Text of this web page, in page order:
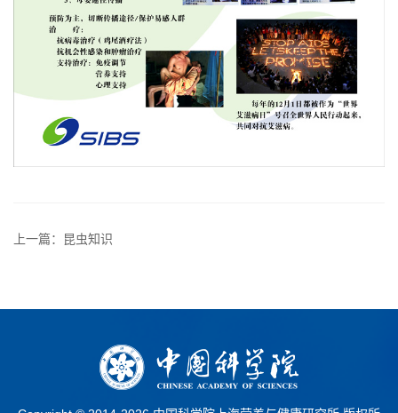
上一篇：昆虫知识